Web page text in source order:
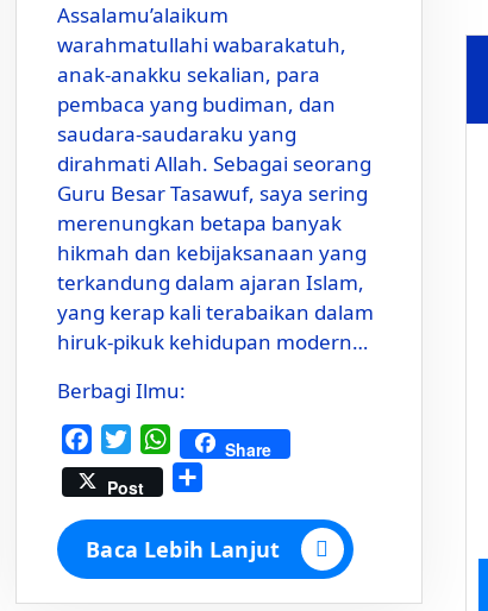
Assalamu’alaikum
warahmatullahi wabarakatuh,
anak-anakku sekalian, para
pembaca yang budiman, dan
saudara-saudaraku yang
dirahmati Allah. Sebagai seorang
Guru Besar Tasawuf, saya sering
merenungkan betapa banyak
hikmah dan kebijaksanaan yang
terkandung dalam ajaran Islam,
yang kerap kali terabaikan dalam
hiruk-pikuk kehidupan modern…
Berbagi Ilmu:
FacebookTwitterWhatsAppShare
Post
Baca Lebih Lanjut